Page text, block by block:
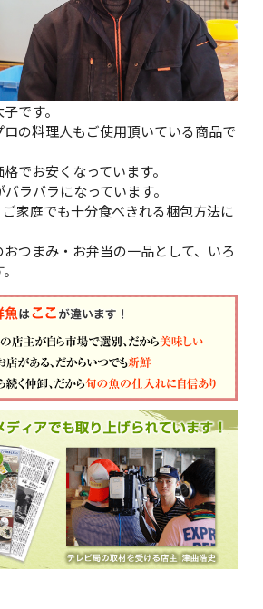
です。
の料理人もご使用頂いている商品で
でお安くなっています。
ラバラになっています。
家庭でも十分食べきれる梱包方法に
つまみ・お弁当の一品として、いろ